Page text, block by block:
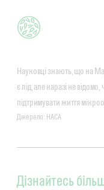
Науковці знають, що на
є лід, але наразі не
підтримувати життя
Джерело: НАСА
Дізнайтесь